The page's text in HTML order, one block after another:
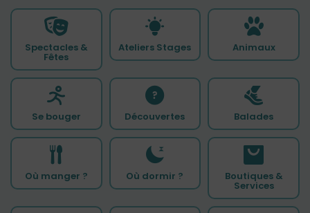
Spectacles &
Fêtes
Ateliers Stages Animaux
Se bouger Découvertes Balades
Où manger ? Où dormir ? Boutiques &
Services